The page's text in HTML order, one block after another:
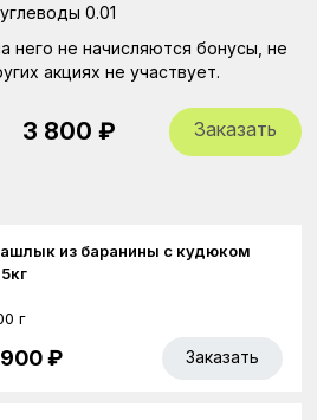
3 800 ₽ Заказать
углеводы 0.01
него не начисляются бонусы, не
акциях не участвует.
из баранины с кудюком
г
900 ₽ Заказать